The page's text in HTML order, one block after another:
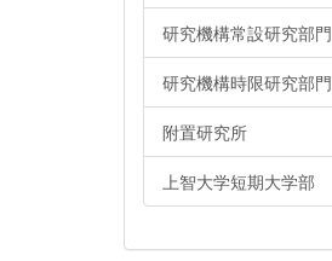
研究機構常設研究部門
研究機構時限研究部門
附置研究所
上智大学短期大学部